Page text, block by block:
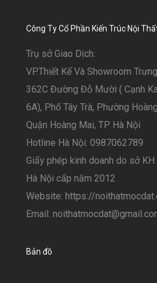
Công Ty Cổ Phần Kiến Trúc Nội
Trụ sở Giao Dịch:
VP.Thiết Kế Và Showroom
362C Đường Đỗ Mười ( Cạnh
6A), Phố Tây Trà, Phường
Quận Hoàng Mai, TP Hà Nội
Hotline Hà Nội: 0987062789
Giấy phép kinh doanh do sở
Hà Nội cấp năm 2012
Website: https://
Email:
Bản đồ